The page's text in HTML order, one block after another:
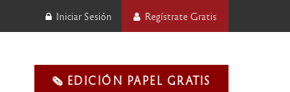
Iniciar Sesión Regístrate Gratis
🗞️ EDICIÓN PAPEL GRATIS